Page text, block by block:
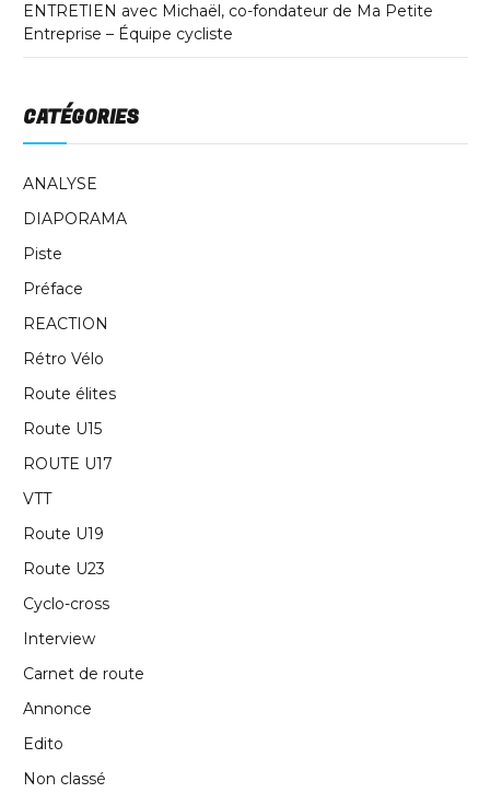
ENTRETIEN avec Michaël, co-fondateur de Ma Petite
Entreprise – Équipe cycliste
CATÉGORIES
ANALYSE
DIAPORAMA
Piste
Préface
REACTION
Rétro Vélo
Route élites
Route U15
ROUTE U17
VTT
Route U19
Route U23
Cyclo-cross
Interview
Carnet de route
Annonce
Edito
Non classé